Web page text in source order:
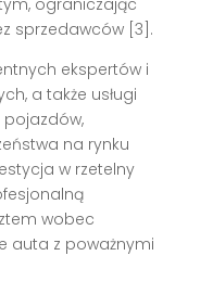
sprzedawców [3] .
ekspertów i
a także usługi
na rynku
w rzetelny
wobec
auta z poważnymi